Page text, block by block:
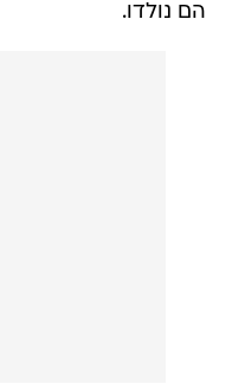
הם נולדו.